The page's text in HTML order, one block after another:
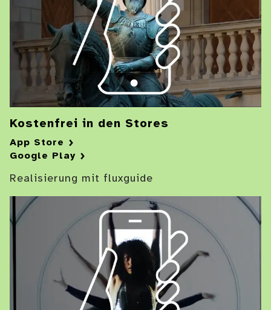
Kostenfrei in den Stores
App Store
Google Play
Realisierung mit fluxguide